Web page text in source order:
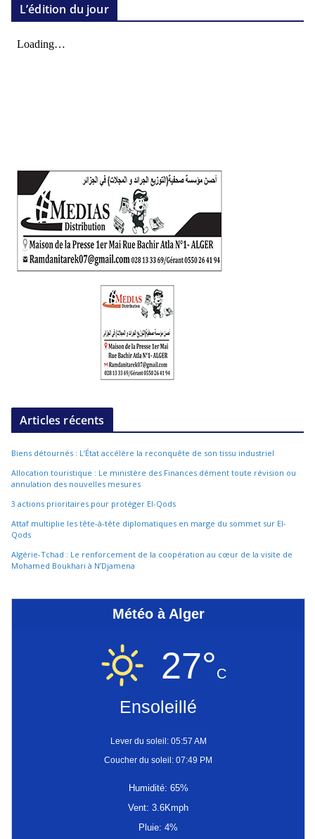
L’édition du jour
Articles récents
Biens détournés : L’État accélère la reconquête de son tissu industriel
Allocation touristique : Le ministère des Finances dément toute révision ou
annulation des nouvelles mesures
3 actions prioritaires pour protéger El-Qods
Attaf multiplie les tête-à-tête diplomatiques en marge du sommet sur El-
Qods
Algérie-Tchad : Le renforcement de la coopération au cœur de la visite de
Mohamed Boukhari à N’Djamena
Météo à Alger
27°C
Ensoleillé
Lever du soleil: 05:57 AM
Coucher du soleil: 07:49 PM
Humidité: 65%
Vent: 3.6Kmph
Pluie: 4%